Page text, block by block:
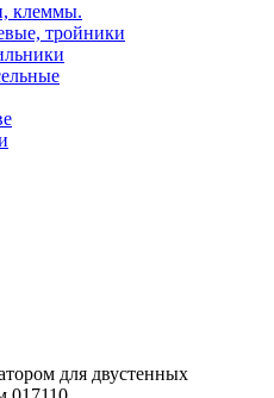
клеммы.
тройники
для двустенных